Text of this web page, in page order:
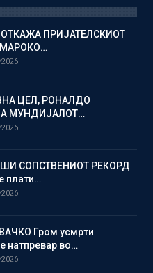
ПРИЈАТЕЛСКИОТ
МАРОКО…
ЦЕЛ, РОНАЛДО
МУНДИЈАЛОТ…
СОПСТВЕНИОТ РЕКОРД
плати…
Гром усмрти
натпревар во…